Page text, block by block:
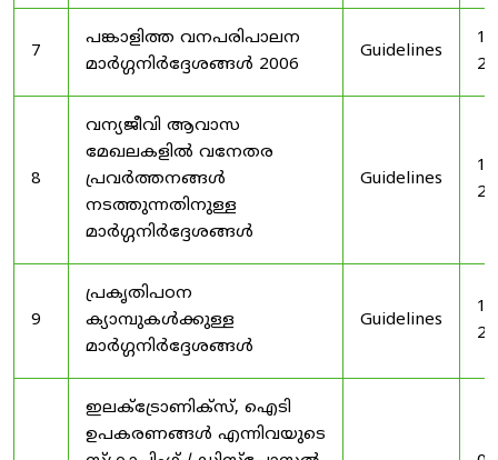
7
പങ്കാളിത്ത വനപരിപാലന
മാർഗ്ഗനിർദ്ദേശങ്ങൾ 2006
Guidelines
8
വന്യജീവി ആവാസ
മേഖലകളിൽ വനേതര
പ്രവർത്തനങ്ങൾ
നടത്തുന്നതിനുള്ള
മാർഗ്ഗനിർദ്ദേശങ്ങൾ
Guidelines
9
പ്രകൃതിപഠന
ക്യാമ്പുകൾക്കുള്ള
മാർഗ്ഗനിർദ്ദേശങ്ങൾ
Guidelines
ഇലക്‌ട്രോണിക്‌സ്, ഐടി
ഉപകരണങ്ങൾ എന്നിവയുടെ